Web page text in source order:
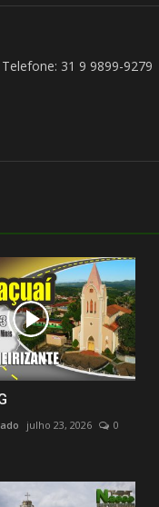
31 9 9899-9279
julho 23, 2026
0
Artes e Livros
Humberto
Gamelas,